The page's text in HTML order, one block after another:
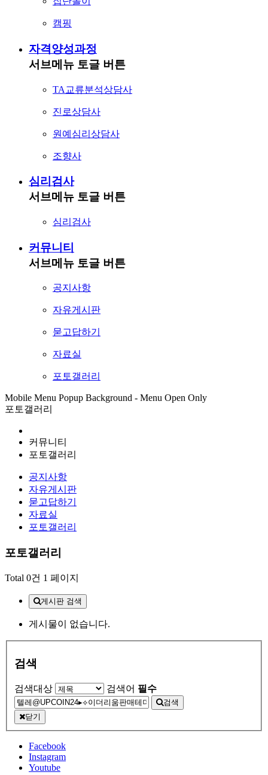
캠핑
자격양성과정
서브메뉴 토글 버튼
TA교류분석상담사
진로상담사
원예심리상담사
조향사
심리검사
서브메뉴 토글 버튼
심리검사
커뮤니티
서브메뉴 토글 버튼
공지사항
자유게시판
묻고답하기
자료실
포토갤러리
Mobile Menu Popup Background - Menu Open Only
포토갤러리
커뮤니티
포토갤러리
공지사항
자유게시판
묻고답하기
자료실
포토갤러리
포토갤러리
Total 0건 1 페이지
게시판 검색
게시물이 없습니다.
검색
검색대상 검색어 필수
검색
닫기
Facebook
Instagram
Youtube